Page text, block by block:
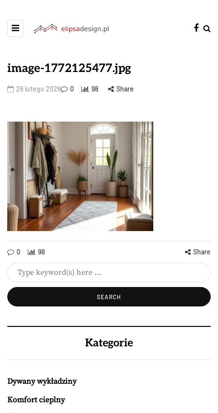
image-1772125477.jpg
26 lutego 2026 0 98 Share
0 98 Share
Kategorie
Dywany wykładziny
Komfort cieplny